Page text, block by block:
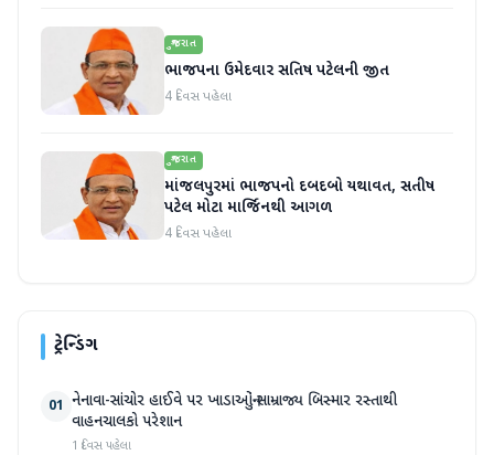
ગુજરાત
ભાજપના ઉમેદવાર સતિષ પટેલની જીત
4 દિવસ પહેલા
ગુજરાત
માંજલપુરમાં ભાજપનો દબદબો યથાવત, સતીષ
પટેલ મોટા માર્જિનથી આગળ
4 દિવસ પહેલા
ટ્રેન્ડિંગ
01 નેનાવા-સાંચોર હાઈવે પર ખાડાઓનું સામ્રાજ્ય બિસ્માર રસ્તાથી
વાહનચાલકો પરેશાન
1 દિવસ પહેલા